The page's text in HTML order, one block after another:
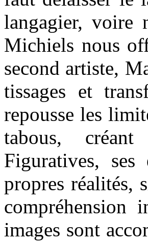
langagier, voire
Michiels nous
second artiste,
tissages et
repousse les
tabous,
Figuratives,
propres réalités,
images sont